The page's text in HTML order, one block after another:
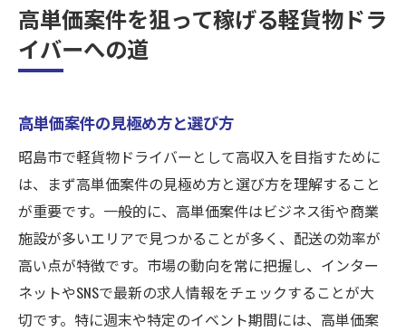
高単価案件を狙って稼げる軽貨物ドラ
イバーへの道
高単価案件の見極め方と選び方
昭島市で軽貨物ドライバーとして高収入を目指すために
は、まず高単価案件の見極め方と選び方を理解すること
が重要です。一般的に、高単価案件はビジネス街や商業
施設が多いエリアで見つかることが多く、配送の効率が
高い点が特徴です。市場の動向を常に把握し、インター
ネットやSNSで最新の求人情報をチェックすることが大
切です。特に週末や特定のイベント期間には、高単価案